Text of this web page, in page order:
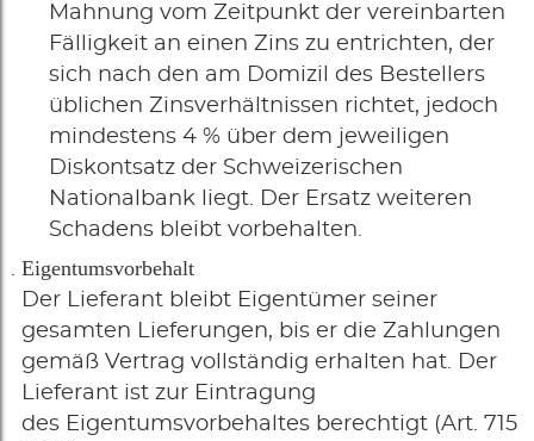
Mahnung vom Zeitpunkt der vereinbarten
Fälligkeit an einen Zins zu entrichten, der
sich nach den am Domizil des Bestellers
üblichen Zinsverhältnissen richtet, jedoch
mindestens 4 % über dem jeweiligen
Diskontsatz der Schweizerischen
Nationalbank liegt. Der Ersatz weiteren
Schadens bleibt vorbehalten.
Eigentumsvorbehalt
Der Lieferant bleibt Eigentümer seiner
gesamten Lieferungen, bis er die Zahlungen
gemäß Vertrag vollständig erhalten hat. Der
Lieferant ist zur Eintragung
des Eigentumsvorbehaltes berechtigt (Art. 715